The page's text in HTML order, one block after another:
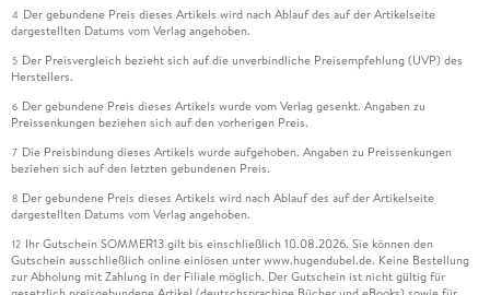
4 Der gebundene Preis dieses Artikels wird nach Ablauf des auf der Artikelseite
dargestellten Datums vom Verlag angehoben.
5 Der Preisvergleich bezieht sich auf die unverbindliche Preisempfehlung (UVP) des
Herstellers.
6 Der gebundene Preis dieses Artikels wurde vom Verlag gesenkt. Angaben zu
Preissenkungen beziehen sich auf den vorherigen Preis.
7 Die Preisbindung dieses Artikels wurde aufgehoben. Angaben zu Preissenkungen
beziehen sich auf den letzten gebundenen Preis.
8 Der gebundene Preis dieses Artikels wird nach Ablauf des auf der Artikelseite
dargestellten Datums vom Verlag angehoben.
12 Ihr Gutschein SOMMER13 gilt bis einschließlich 10.08.2026. Sie können den
Gutschein ausschließlich online einlösen unter www.hugendubel.de. Keine Bestellung
zur Abholung mit Zahlung in der Filiale möglich. Der Gutschein ist nicht gültig für